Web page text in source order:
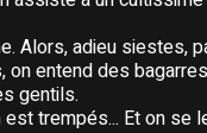
Alors, adieu
entend des
gentils.
trempés... Et on se